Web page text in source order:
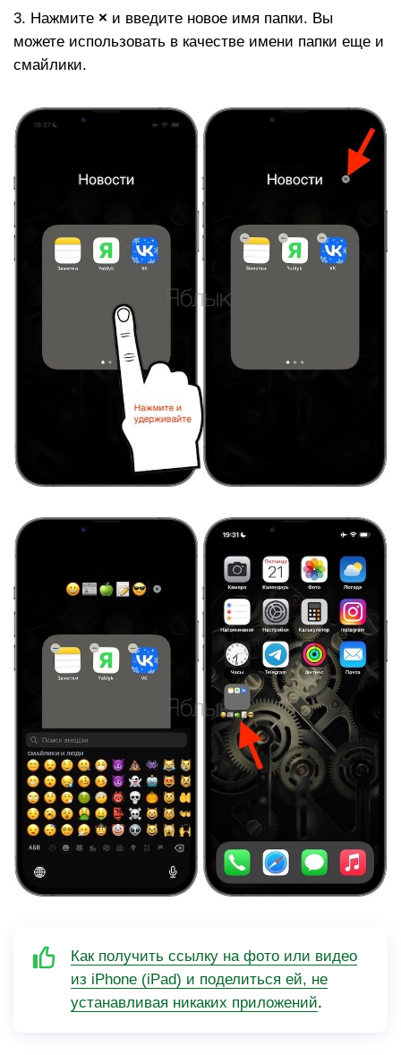
3. Нажмите × и введите новое имя папки. Вы
можете использовать в качестве имени папки еще и
смайлики.
Как получить ссылку на фото или видео
из iPhone (iPad) и поделиться ей, не
устанавливая никаких приложений.